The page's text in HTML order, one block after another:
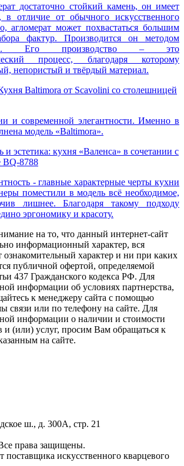
достаточно стойкий камень, он имеет
в отличие от обычного искусственного
агломерат может похвастаться большим
фактур. Производится он методом
Его производство – это
процесс, благодаря которому
непористый и твёрдый материал.
Baltimora от Scavolini со столешницей
и современной элегантности. Именно в
модель «Baltimora».
эстетика: кухня «Валенса» в сочетании c
BQ-8788
- главные характерные черты кухни
поместили в модель всё необходимое,
лишнее. Благодаря такому подходу
эргономику и красоту.
на то, что данный интернет-сайт
информационный характер, вся
характер и ни при каких
публичной офертой, определяемой
437 Гражданского кодекса РФ. Для
информации об условиях партнерства,
к менеджеру сайта с помощью
связи или по телефону на сайте. Для
информации о наличии и стоимости
и (или) услуг, просим Вам обращаться к
на сайте.
ш., д. 300А, стр. 21
права защищены.
искусственного кварцевого